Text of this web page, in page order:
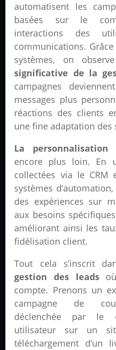
automatisent les
basées sur le
interactions des
communications.
systèmes, on
significative de la
campagnes
messages plus
réactions des clients
une fine adaptation des
La personnalisation
encore plus loin. En
collectées via le CRM
systèmes
des expériences sur
aux besoins
améliorant ainsi les
fidélisation client.
Tout cela s’inscrit
gestion des leadsoù
compte. Prenons un
campagne de
déclenchée par le
utilisateur sur un
téléchargement d’un